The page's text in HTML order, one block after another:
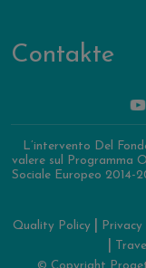
Contakte
L’intervento Del
valere sul Programma
Sociale Europeo 2014-
Quality Policy | Privacy
|
© Copyright